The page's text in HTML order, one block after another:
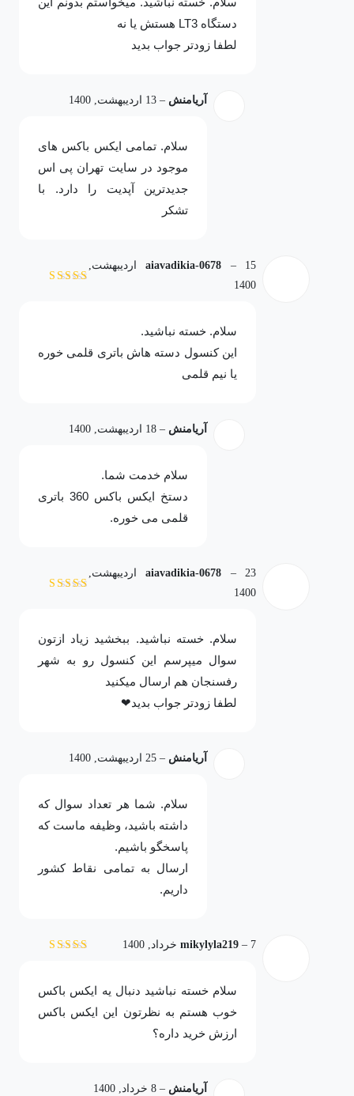
دستگاه LT3 هستش یا نه
لطفا زودتر جواب بدید
آریامنش – 13 اردیبهشت, 1400
سلام. تمامی ایکس باکس های
موجود در سایت تهران پی اس
جدیدترین آپدیت را دارد. با
تشکر
aiavadikia-0678 –
15 اردیبهشت,
1400
سلام. خسته نباشید.
این کنسول دسته هاش باتری قلمی خوره
یا نیم قلمی
آریامنش – 18 اردیبهشت, 1400
سلام خدمت شما.
دستخ ایکس باکس 360 باتری
قلمی می خوره.
aiavadikia-0678 –
23 اردیبهشت,
1400
سلام. خسته نباشید. ببخشید زیاد ازتون
سوال میپرسم این کنسول رو به شهر
رفسنجان هم ارسال میکنید
لطفا زودتر جواب بدید❤
آریامنش – 25 اردیبهشت, 1400
سلام. شما هر تعداد سوال که
داشته باشید، وظیفه ماست که
پاسخگو باشیم.
ارسال به تمامی نقاط کشور
داریم.
mikylyla219 – 7 خرداد, 1400
سلام خسته نباشید دنبال یه ایکس باکس
خوب هستم به نظرتون این ایکس باکس
ارزش خرید داره؟
آریامنش – 8 خرداد, 1400